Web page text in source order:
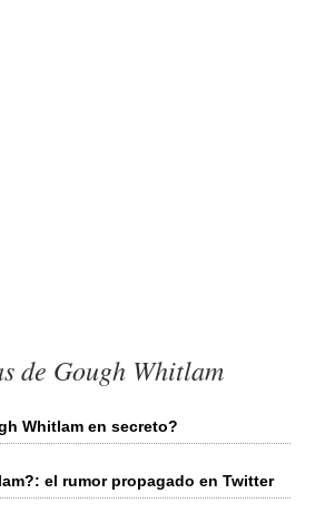
de Gough Whitlam
Whitlam en secreto?
el rumor propagado en Twitter